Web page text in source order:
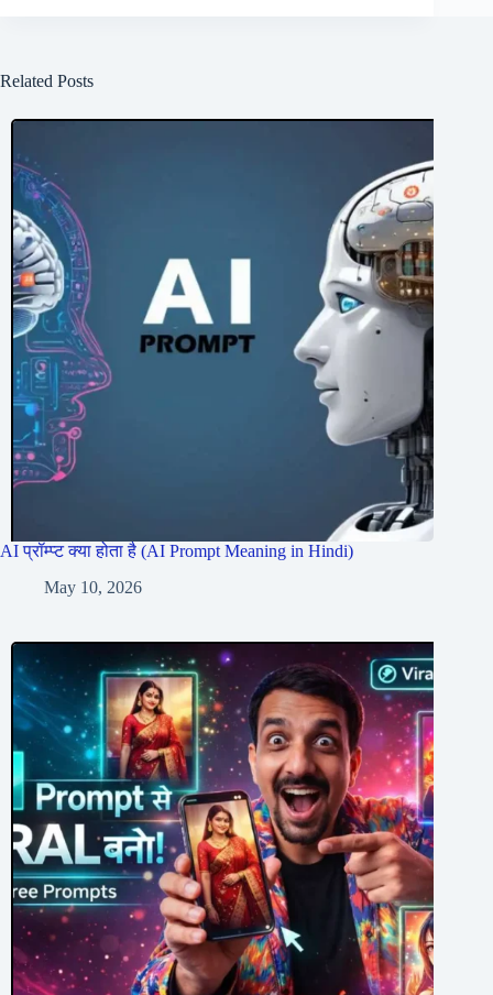
Related Posts
AI प्रॉम्प्ट क्या होता है (AI Prompt Meaning in Hindi)
May 10, 2026